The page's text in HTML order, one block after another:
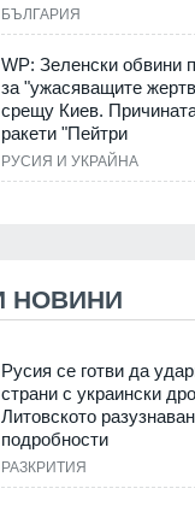
БЪЛГАРИЯ
WP: Зеленски обвини
за "ужасяващите
срещу Киев.
ракети "Пейтри
РУСИЯ И УКРАЙНА
НОВИНИ
Русия се готви да
страни с украински
Литовското
подробности
РАЗКРИТИЯ